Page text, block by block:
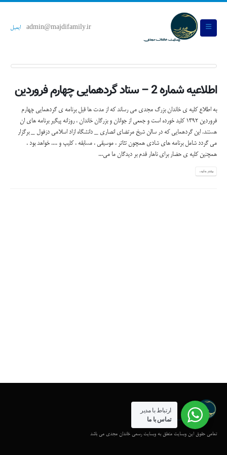
admin@majdifamily.ir ایمیل
اطلاعیه شماره 2 – ستاد گردهمایی چهارم فروردین
به اطلاع کلیه ی خاندان بزرگ مجدی می رساند که از مدت ها قبل برنامه ی گردهمایی چهارم
فروردین 1392 کلید خورده است و جمعی از جوانان و بزرگان خاندان ، روزانه پیگیر برنامه های ان
هستند. این گردهمایی که در سالن شیخ مرتضای انصاری _ دانشگاه ازاد اسلامی دزفول _ برگزار
می گردد شامل برنامه های شادی همچون تئاتر ، موسیقی ، مسابقه ، کلیپ و .... خواهد بود .
همچنین کلیه ی حضار برای ناهار قدم بر دیدگان ما می...
بیشتر بدانید...
تمامی حقوق این وبسایت متعلق به وبسایت رسمی خاندان مجدی می باشد
ارتباط با مدیر
تماس با ما